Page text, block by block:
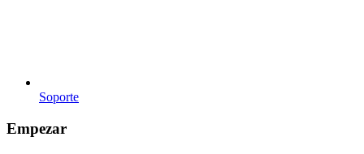
Soporte
Empezar